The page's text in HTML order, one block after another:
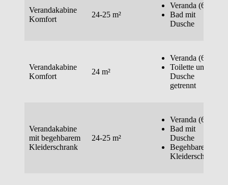
Verandakabine
Komfort
24-25 m²
Veranda (6 m²)
Bad mit
Dusche
Verandakabine
Komfort
24 m²
Veranda (6 m²)
Toilette und
Dusche
getrennt
Verandakabine
mit begehbarem
Kleiderschrank
24-25 m²
Veranda (6 m²)
Bad mit
Dusche
Begehbarer
Kleiderschrank